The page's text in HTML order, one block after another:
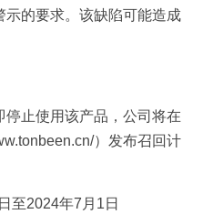
示的要求。该缺陷可能造成
停止使用该产品，公司将在
）发布召回计
至2024年7月1日